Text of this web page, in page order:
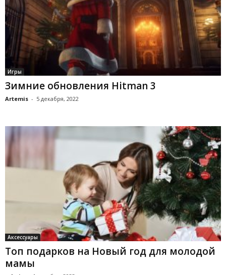
Игры
Зимние обновления Hitman 3
Artemis - 5 декабря, 2022
Аксессуары
Топ подарков на Новый год для молодой
мамы